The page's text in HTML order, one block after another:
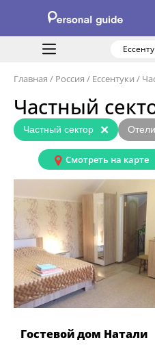
Главная / Россия / Ессентуки /
Частный
Частный сектор × Отели
Смотреть на карте
Гостевой дом Натали